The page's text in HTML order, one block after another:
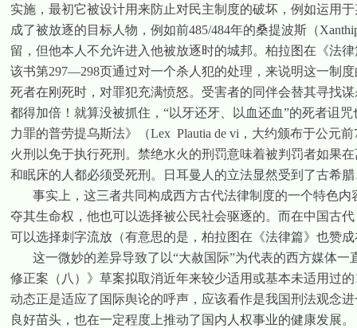
实施，最初它被设计用来防止对民主制度的破坏，例如运用
成了被放逐的目标人物，例如前485/484年的桑提波斯（
留，但他本人不允许进入他被放逐时的城邦。柏拉图在《法
该书第297—298页通过对一个杀人犯的处理，来说明这一制
死者在刚死时，对罪犯充满愤怒。受害者的同伴会替其寻找
都得加倍！就算没被抓住， “以牙还牙、以血还血”的死者诅咒
力罪的普劳提乌斯法》（Lex Plautia de vi ，大约颁布于公元前
火刑以免于执行死刑。禁绝水火的刑罚意味着被判罚者如果
和眠床的人都必须受死刑。日耳曼人的立法显然受到了古希
事实上，这三者共同构成西方古代法律制度的一个特色
夺其生命权，他也可以选择被公民社会驱逐的。而在中国古
可以选择刺字流放（有意思的是，柏拉图在《法律篇》也赞
这一微妙的差异导致了以“大赦国际”为代表的西方媒体
修正案（八）》草案拟取消近年来较少适用或基本未适用过的
动态正是适应了国际舆论的呼声，应该看作是我国刑法观念
良好苗头，也在一定程度上推动了国内人权事业的健康发展。